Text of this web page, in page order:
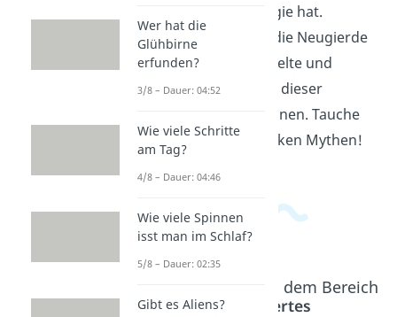
griechischen Mythologie hat.
Erfahre, wie Pandora die Neugierde
der Menschen entfesselte und
welche Lehren wir aus dieser
Geschichte ziehen können. Tauche
ein in die Welt der antiken Mythen!
Beliebte Inhalte aus dem Bereich
Wissenswertes
Wer hat die
Glühbirne
erfunden?
3/8 – Dauer: 04:52
Wie viele Schritte
am Tag?
4/8 – Dauer: 04:46
Wie viele Spinnen
isst man im Schlaf?
5/8 – Dauer: 02:35
Gibt es Aliens?